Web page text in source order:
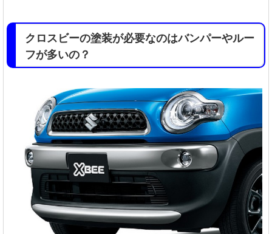
クロスビーの塗装が必要なのはバンパーやルー
フが多いの？